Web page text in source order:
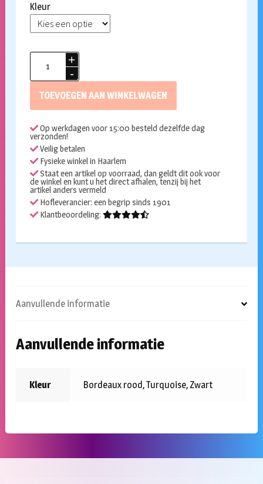
Kleur
Feeenhoed
aantal
TOEVOEGEN AAN WINKELWAGEN
Op werkdagen voor 15:00 besteld dezelfde dag
verzonden!
Veilig betalen
Fysieke winkel in Haarlem
Staat een artikel op voorraad, dan geldt dit ook voor
de winkel en kunt u het direct afhalen, tenzij bij het
artikel anders vermeld
Hofleverancier: een begrip sinds 1901
Klantbeoordeling:
Aanvullende informatie
Aanvullende informatie
Kleur Bordeaux rood, Turquoise, Zwart